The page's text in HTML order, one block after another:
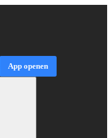
App openen